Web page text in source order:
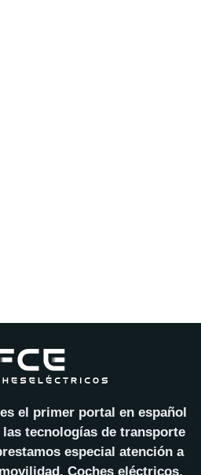
el primer portal en español
tecnologías de transporte
especial atención a
Coches eléctricos,